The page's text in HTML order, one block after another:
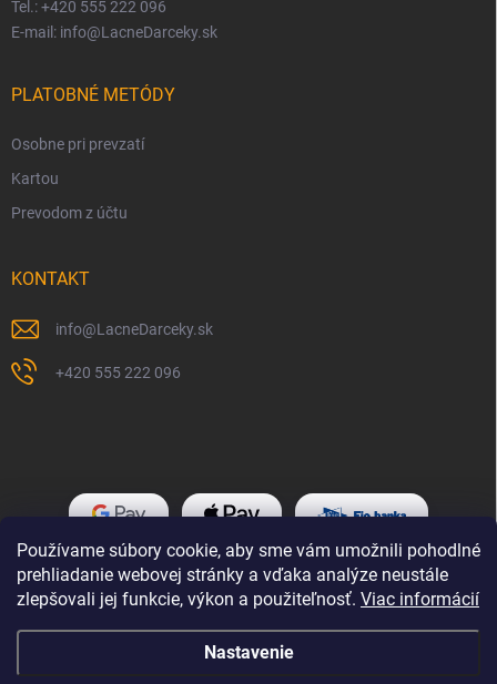
Používame súbory cookie, aby sme vám umožnili pohodlné
prehliadanie webovej stránky a vďaka analýze neustále
zlepšovali jej funkcie, výkon a použiteľnosť. Viac informácií
Nastavenie
Tel.: +420 555 222 096
E-mail: info@LacneDarceky.sk
PLATOBNÉ METÓDY
Osobne pri prevzatí
Kartou
Prevodom z účtu
KONTAKT
info@LacneDarceky.sk
+420 555 222 096